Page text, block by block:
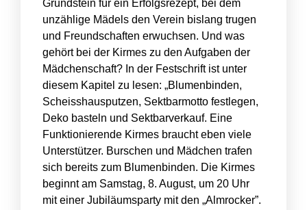
Grundstein für ein Erfolgsrezept, bei dem
unzählige Mädels den Verein bislang trugen
und Freundschaften erwuchsen. Und was
gehört bei der Kirmes zu den Aufgaben der
Mädchenschaft? In der Festschrift ist unter
diesem Kapitel zu lesen: „Blumenbinden,
Scheisshausputzen, Sektbarmotto festlegen,
Deko basteln und Sektbarverkauf. Eine
Funktionierende Kirmes braucht eben viele
Unterstützer. Burschen und Mädchen trafen
sich bereits zum Blumenbinden. Die Kirmes
beginnt am Samstag, 8. August, um 20 Uhr
mit einer Jubiläumsparty mit den „Almrocker”.